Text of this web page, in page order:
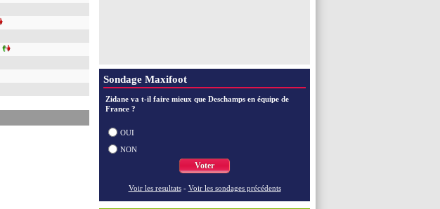
Sondage Maxifoot
Zidane va t-il faire mieux que Deschamps en équipe de
France ?
OUI
NON
Voter
Voir les resultats - Voir les sondages précédents